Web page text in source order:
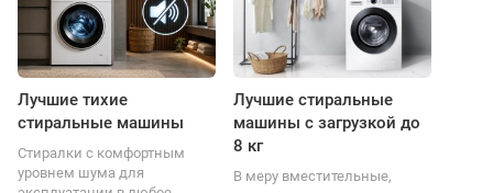
Лучшие тихие
стиральные машины
Стиралки с комфортным
уровнем шума для
Лучшие стиральные
машины с загрузкой до
8 кг
В меру вместительные,